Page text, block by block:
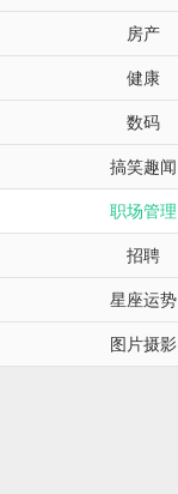
房产
健康
数码
搞笑趣闻
职场管理
招聘
星座运势
图片摄影